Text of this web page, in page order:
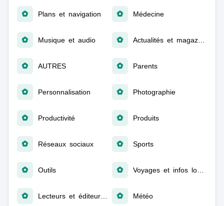
Plans et navigation Médecine
Musique et audio
AUTRES Parents
Personnalisation Photographie
Productivité Produits
Réseaux sociaux Sports
Outils
Lecteurs et éditeurs vidéo Météo